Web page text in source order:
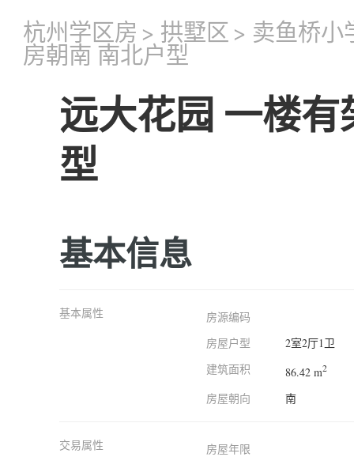
杭州学区房 > 拱墅区 > 卖鱼桥小
房朝南 南北户型
远大花园 一楼
型
基本信息
基本属性
房源编码
房屋户型
2室2厅1卫
建筑面积
86.42 m2
房屋朝向 南
交易属性
房屋年限